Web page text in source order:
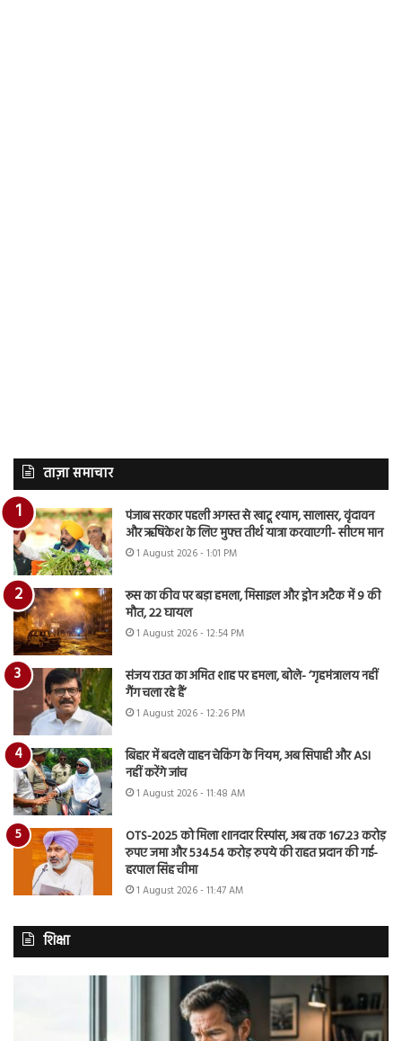
ताज़ा समाचार
पंजाब सरकार पहली अगस्त से खाटू श्याम, सालासर, वृंदावन
और ऋषिकेश के लिए मुफ्त तीर्थ यात्रा करवाएगी- सीएम मान
1 August 2026 - 1:01 PM
रूस का कीव पर बड़ा हमला, मिसाइल और ड्रोन अटैक में 9 की
मौत, 22 घायल
1 August 2026 - 12:54 PM
संजय राउत का अमित शाह पर हमला, बोले- ‘गृहमंत्रालय नहीं
गैंग चला रहे हैं’
1 August 2026 - 12:26 PM
बिहार में बदले वाहन चेकिंग के नियम, अब सिपाही और ASI
नहीं करेंगे जांच
1 August 2026 - 11:48 AM
OTS-2025 को मिला शानदार रिस्पांस, अब तक 167.23 करोड़
रुपए जमा और 534.54 करोड़ रुपये की राहत प्रदान की गई-
हरपाल सिंह चीमा
1 August 2026 - 11:47 AM
शिक्षा